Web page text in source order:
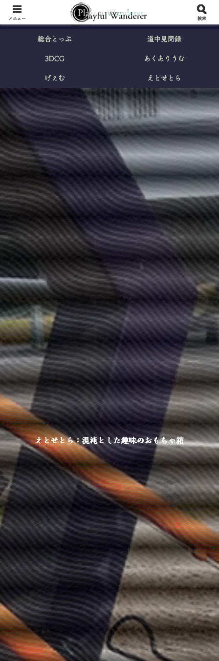
総合とっぷ 道中見聞録
3DCG あくありうむ
げぇむ えとせとら
えとせとら：混沌とした趣味のおもちゃ箱
メニュー 検索